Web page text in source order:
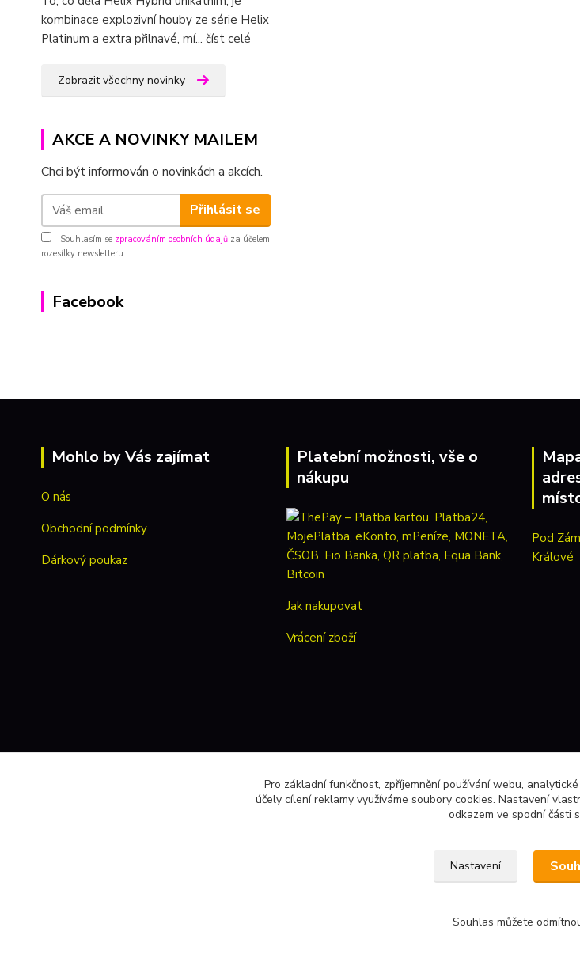
kombinace explozivní houby ze série Helix
Platinum a extra přilnavé, mí... číst celé
Zobrazit všechny novinky
AKCE A NOVINKY MAILEM
Chci být informován o novinkách a akcích.
Přihlásit se
Souhlasím se zpracováním osobních údajů za účelem
rozesílky newsletteru.
Facebook
Mohlo by Vás zajímat
O nás
Obchodní podmínky
Dárkový poukaz
Platební možnosti, vše o
nákupu
Jak nakupovat
Vrácení zboží
Pod
Králové
Pro základní funkčnost, zpříjemnění používání webu,
účely cílení reklamy využíváme soubory cookies. Nastavení
odkazem ve spodní části
Nastavení
Souhlas můžete